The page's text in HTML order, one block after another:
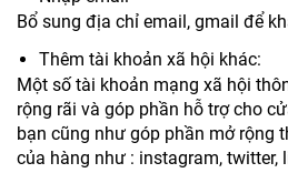
Bổ sung địa chỉ email, gmail để
Thêm tài khoản xã hội khác:
Một số tài khoản mạng xã hội
rộng rãi và góp phần hỗ trợ cho
bạn cũng như góp phần mở rộng
của hàng như : instagram, twitter,